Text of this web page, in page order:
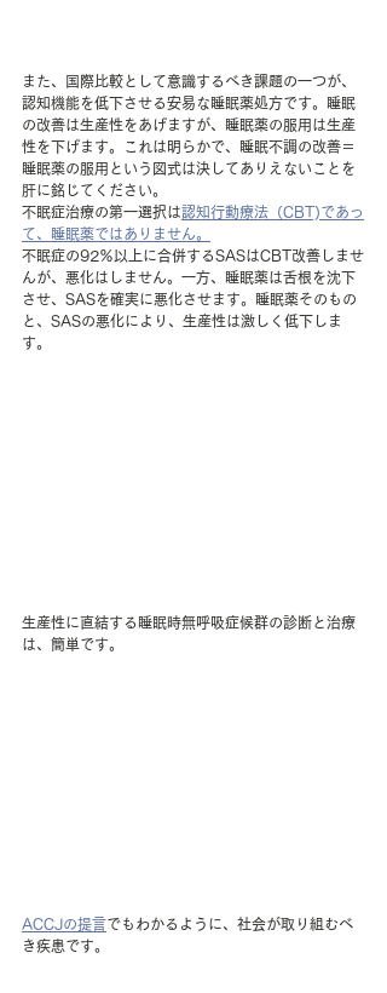
また、国際比較として意識するべき課題の一つが、
認知機能を低下させる安易な睡眠薬処方です。睡眠
の改善は生産性をあげますが、睡眠薬の服用は生産
性を下げます。これは明らかで、睡眠不調の改善＝
睡眠薬の服用という図式は決してありえないことを
肝に銘じてください。
不眠症治療の第一選択は認知行動療法（CBT)であっ
て、睡眠薬ではありません。
不眠症の92％以上に合併するSASはCBT改善しませ
んが、悪化はしません。一方、睡眠薬は舌根を沈下
させ、SASを確実に悪化させます。睡眠薬そのもの
と、SASの悪化により、生産性は激しく低下しま
す。
生産性に直結する睡眠時無呼吸症候群の診断と治療
は、簡単です。
ACCJの提言でもわかるように、社会が取り組むべ
き疾患です。